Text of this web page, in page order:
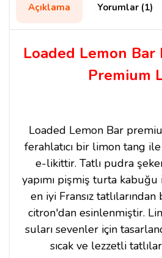
Açıklama Yorumlar (1)
Loaded Lemon
Premium
Loaded Lemon Bar
ferahlatıcı bir limon tang
e-likittir. Tatlı pudra
yapımı pişmiş turta
en iyi Fransız
citron'dan esinlenmiştir.
suları sevenler için
sıcak ve lezzetli